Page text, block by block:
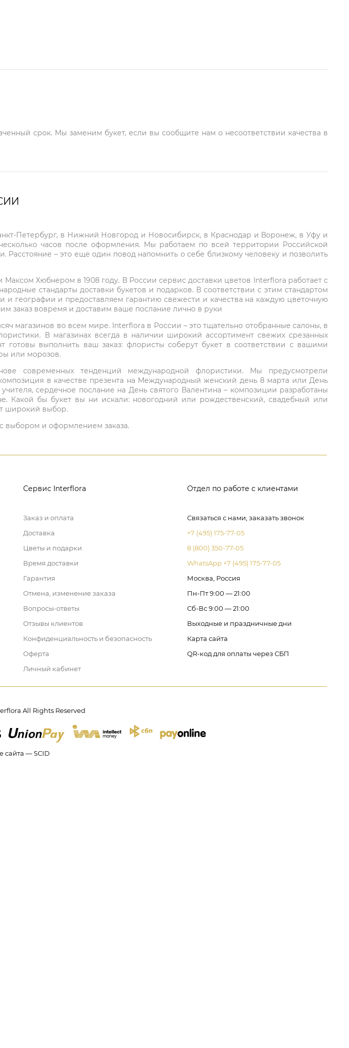
срок. Мы заменим букет, если вы сообщите нам о несоответствии качества в
Петербург, в Нижний Новгород и Новосибирск, в Краснодар и Воронеж, в Уфу и
часов после оформления. Мы работаем по всей территории Российской
– это еще один повод напомнить о себе близкому человеку и позволить
Хюбнером в 1908 году. В России сервис доставки цветов Interflora работает с
стандарты доставки букетов и подарков. В соответствии с этим стандартом
географии и предоставляем гарантию свежести и качества на каждую цветочную
заказ вовремя и доставим ваше послание лично в руки
магазинов во всем мире. Interflora в России – это тщательно отобранные салоны, в
В магазинах всегда в наличии широкий ассортимент свежих срезанных
выполнить ваш заказ: флористы соберут букет в соответствии с вашими
или морозов.
современных тенденций международной флористики. Мы предусмотрели
в качестве презента на Международный женский день 8 марта или День
сердечное послание на День святого Валентина – композиции разработаны
Какой бы букет вы ни искали: новогодний или рождественский, свадебный или
широкий выбор.
выбором и оформлением заказа.
Сервис Interflora
Заказ и оплата
Доставка
Цветы и подарки
Время доставки
Гарантия
Отмена, изменение заказа
Вопросы-ответы
Отзывы клиентов
Конфиденциальность и безопасность
Оферта
Личный кабинет
Отдел по работе с клиентами
Связаться с нами, заказать звонок
+7 (495) 175-77-05
8 (800) 350-77-05
WhatsApp +7 (495) 175-77-05
Москва, Россия
Пн-Пт 9:00 — 21:00
Сб-Вс 9:00 — 21:00
Выходные и праздничные дни
Карта сайта
QR-код для оплаты через СБП
All Rights Reserved
сайта — SCID